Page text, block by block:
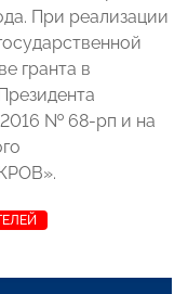
При реализации
гранта в
№ 68-рп и на